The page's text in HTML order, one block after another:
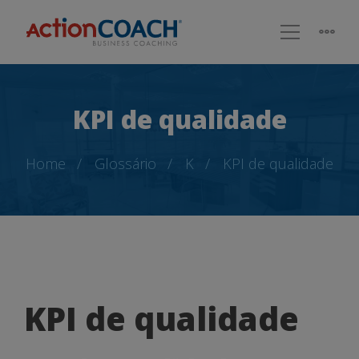
KPI de qualidade
Home Glossário K KPI de qualidade
KPI
de
KPI de qualidade